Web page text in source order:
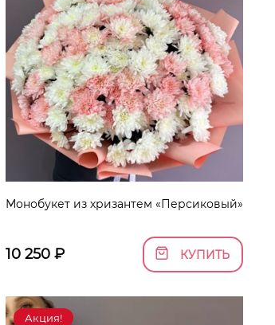
Монобукет из хризантем «Персиковый»
10 250₽ КУПИТЬ
Акция!